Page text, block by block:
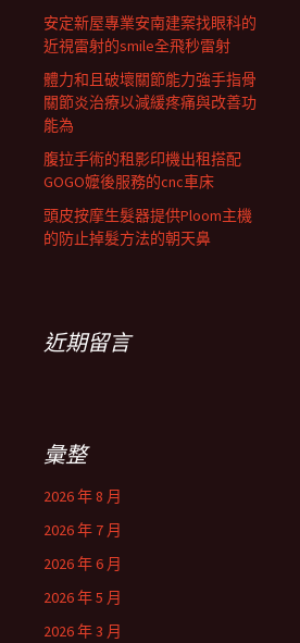
安定新屋專業安南建案找眼科的
近視雷射的smile全飛秒雷射
體力和且破壞關節能力強手指骨
關節炎治療以減緩疼痛與改善功
能為
腹拉手術的租影印機出租搭配
GOGO嬤後服務的cnc車床
頭皮按摩生髮器提供Ploom主機
的防止掉髮方法的朝天鼻
近期留言
彙整
2026 年 8 月
2026 年 7 月
2026 年 6 月
2026 年 5 月
2026 年 3 月